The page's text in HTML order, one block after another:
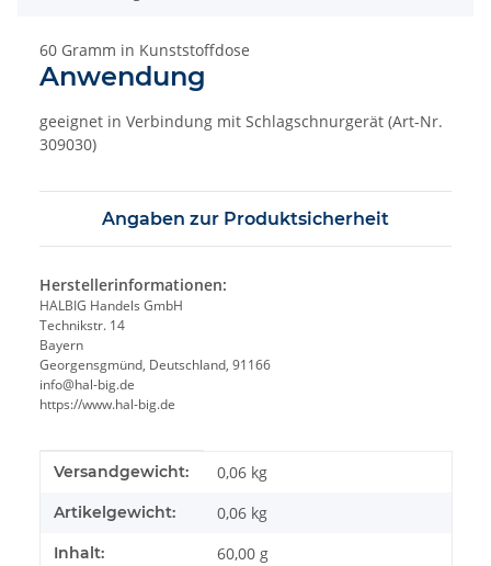
60 Gramm in Kunststoffdose
Anwendung
geeignet in Verbindung mit Schlagschnurgerät (Art-Nr.
309030)
Angaben zur Produktsicherheit
Herstellerinformationen:
HALBIG Handels GmbH
Technikstr. 14
Bayern
Georgensgmünd, Deutschland, 91166
info@hal-big.de
https://www.hal-big.de
Produkteigenschaft
Wert
Versandgewicht: 0,06 kg
Artikelgewicht: 0,06 kg
Inhalt: 60,00 g